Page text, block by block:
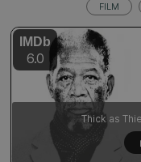
Thick as
FILM
IMDb
6.0